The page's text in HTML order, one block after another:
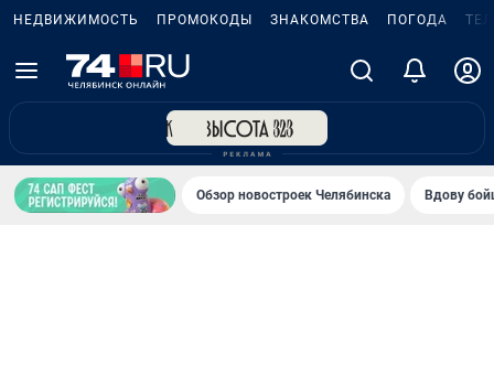
НЕДВИЖИМОСТЬ ПРОМОКОДЫ ЗНАКОМСТВА ПОГОДА
Обзор новостроек Челябинска Вдову